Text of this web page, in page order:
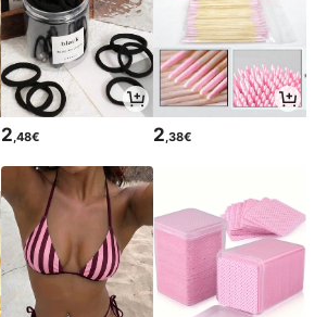
2,48€ 2,38€